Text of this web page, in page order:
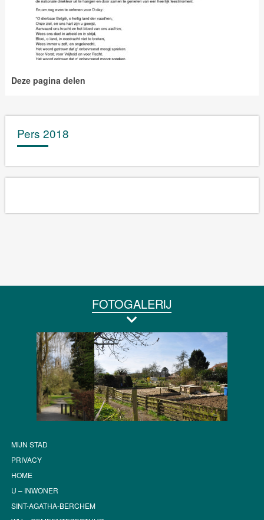
Deze pagina delen
Pers 2018
FOTOGALERIJ
MIJN STAD
PRIVACY
HOME
U – INWONER
SINT-AGATHA-BERCHEM